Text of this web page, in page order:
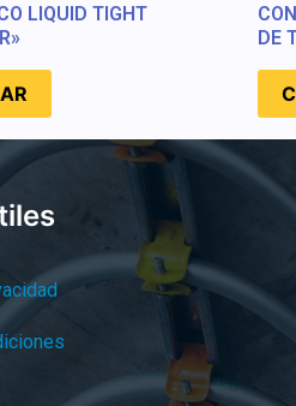
LIQUID TIGHT
DE